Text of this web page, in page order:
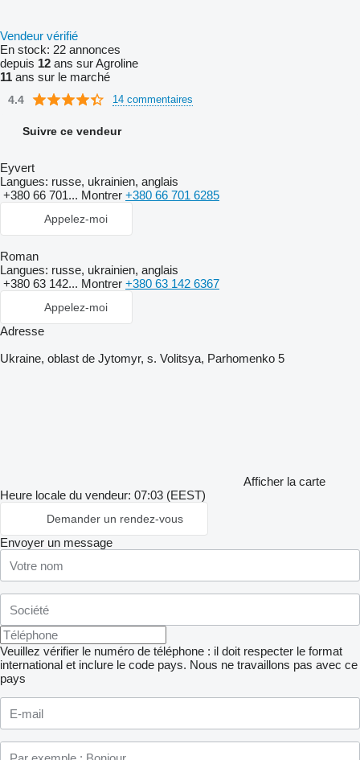
Vendeur vérifié
En stock: 22 annonces
depuis 12 ans sur Agroline
11 ans sur le marché
4.4 14 commentaires
Suivre ce vendeur
Eyvert
Langues: russe, ukrainien, anglais
+380 66 701... Montrer +380 66 701 6285
Appelez-moi
Roman
Langues: russe, ukrainien, anglais
+380 63 142... Montrer +380 63 142 6367
Appelez-moi
Adresse
Ukraine, oblast de Jytomyr, s. Volitsya, Parhomenko 5
Afficher la carte
Heure locale du vendeur: 07:03 (EEST)
Demander un rendez-vous
Envoyer un message
Veuillez vérifier le numéro de téléphone : il doit respecter le format
international et inclure le code pays. Nous ne travaillons pas avec ce
pays